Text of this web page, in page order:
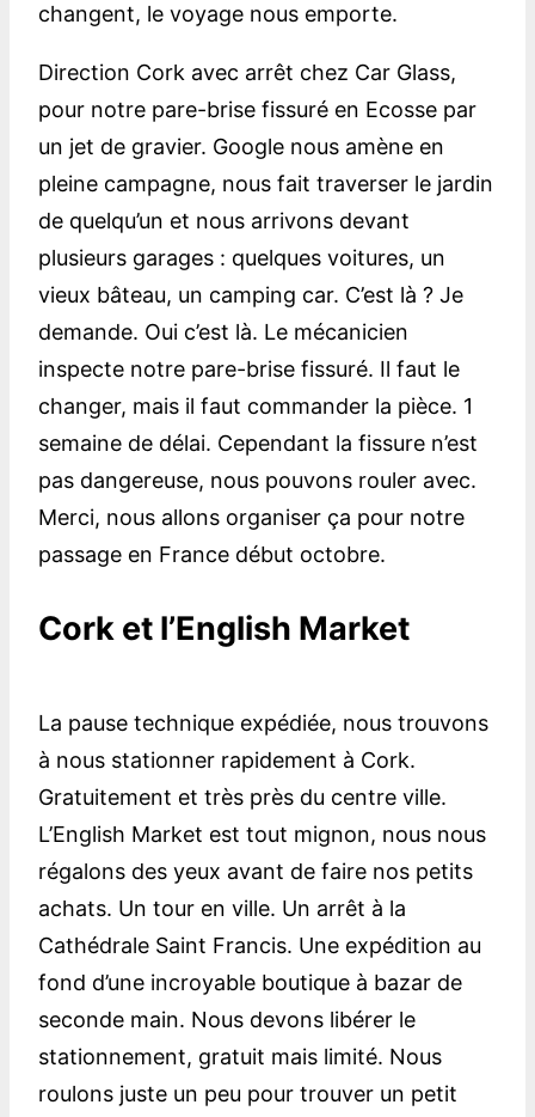
changent, le voyage nous emporte.
Direction Cork avec arrêt chez Car Glass,
pour notre pare-brise fissuré en Ecosse par
un jet de gravier. Google nous amène en
pleine campagne, nous fait traverser le jardin
de quelqu’un et nous arrivons devant
plusieurs garages : quelques voitures, un
vieux bâteau, un camping car. C’est là ? Je
demande. Oui c’est là. Le mécanicien
inspecte notre pare-brise fissuré. Il faut le
changer, mais il faut commander la pièce. 1
semaine de délai. Cependant la fissure n’est
pas dangereuse, nous pouvons rouler avec.
Merci, nous allons organiser ça pour notre
passage en France début octobre.
Cork et l’English Market
La pause technique expédiée, nous trouvons
à nous stationner rapidement à Cork.
Gratuitement et très près du centre ville.
L’English Market est tout mignon, nous nous
régalons des yeux avant de faire nos petits
achats. Un tour en ville. Un arrêt à la
Cathédrale Saint Francis. Une expédition au
fond d’une incroyable boutique à bazar de
seconde main. Nous devons libérer le
stationnement, gratuit mais limité. Nous
roulons juste un peu pour trouver un petit